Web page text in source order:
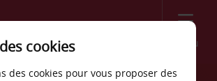
Menu
cookies
des cookies pour vous proposer des